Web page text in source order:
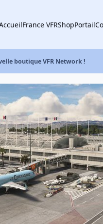
France VFRShopPortail
boutique VFR Network !